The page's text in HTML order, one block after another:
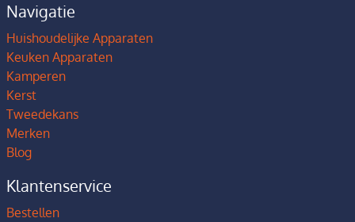
Navigatie
Huishoudelijke Apparaten
Keuken Apparaten
Kamperen
Kerst
Tweedekans
Merken
Blog
Klantenservice
Bestellen